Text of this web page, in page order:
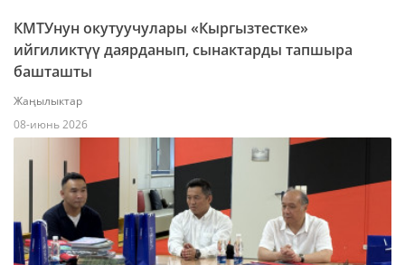
КМТУнун окутуучулары «Кыргызтестке»
ийгиликтүү даярданып, сынактарды тапшыра
башташты
Жаңылыктар
08-июнь 2026